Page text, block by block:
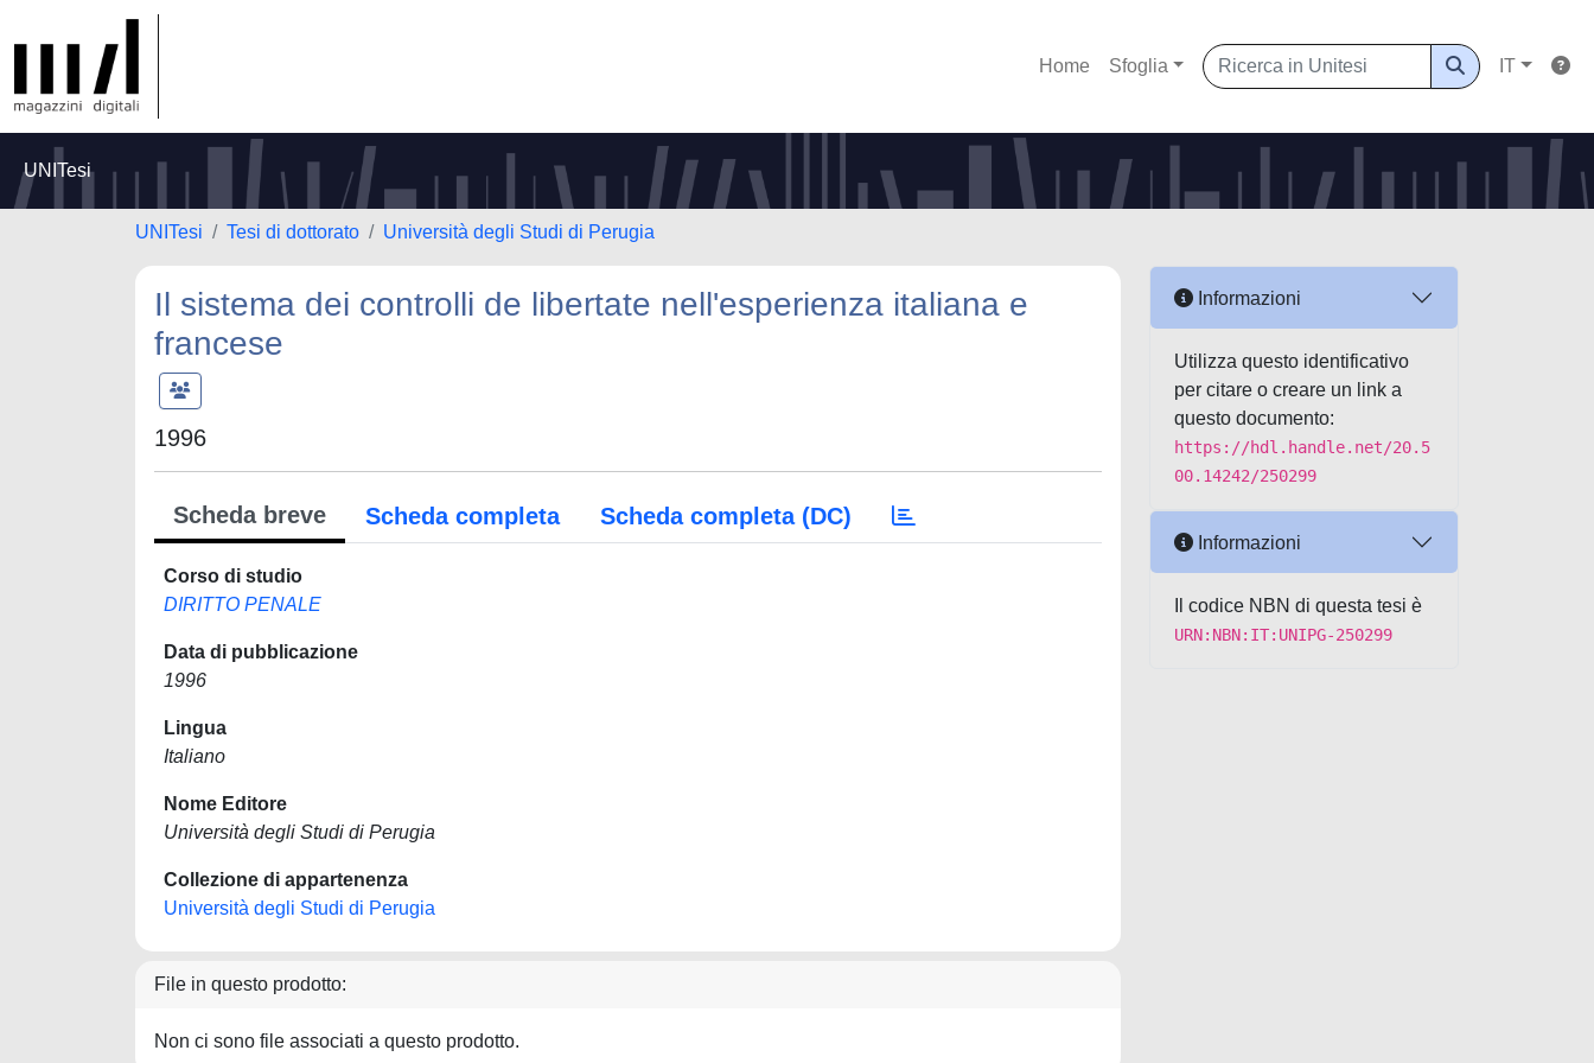
Home Sfoglia IT
UNITesi
UNITesi Tesi di dottorato Università degli Studi di Perugia
Il sistema dei controlli de libertate nell'esperienza italiana e
francese
1996
Scheda breve Scheda completa Scheda completa (DC)
Corso di studio
DIRITTO PENALE
Data di pubblicazione
1996
Lingua
Italiano
Nome Editore
Università degli Studi di Perugia
Collezione di appartenenza
Università degli Studi di Perugia
File in questo prodotto:
Non ci sono file associati a questo prodotto.
Informazioni
Utilizza questo identificativo
per citare o creare un link a
questo documento:
https://hdl.handle.net/20.5
00.14242/250299
Informazioni
Il codice NBN di questa tesi è
URN:NBN:IT:UNIPG-250299